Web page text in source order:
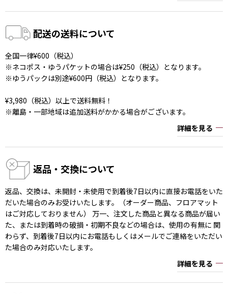
配送の送料について
全国一律¥600（税込）
※ネコポス・ゆうパケットの場合は¥250（税込）となります。
※ゆうパックは別途¥600円（税込）となります。
¥3,980（税込）以上で送料無料！
※離島・一部地域は追加送料がかかる場合がございます。
詳細を見る
返品・交換について
返品、交換は、未開封・未使用で到着後7日以内に直接お電話をいた
だいた場合のみお受けいたします。（オーダー商品、フロアマット
はご対応しておりません） 万一、注文した商品と異なる商品が届い
た、または到着時の破損・初期不良などの場合は、使用の有無に 関
わらず、到着後7日以内にお電話もしくはメールでご連絡をいただい
た場合のみ対応いたします。
詳細を見る